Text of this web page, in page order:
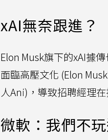
xAI無奈跟進？
Elon Musk旗下的xAI據
面臨高壓文化 (Elon
人Ani)，導致招聘經理
微軟：我們不